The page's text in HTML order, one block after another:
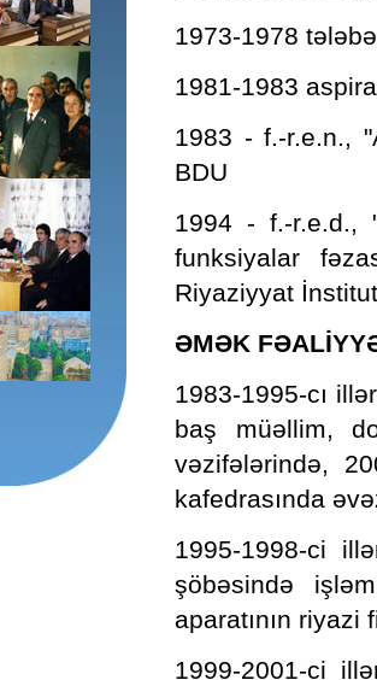
1973-1978
1981-1983
1983 - f.-r.e.n.,
BDU
1994 - f.-r.e.d.,
funksiyalar
Riyaziyyat
ƏMƏK
1983-1995-cı
baş müəllim,
vəzifələrində,
kafedrasında
1995-1998-ci
şöbəsində
aparatının
1999-2001-ci